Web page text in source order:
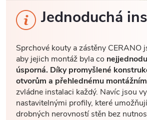
Jednoduchá
Sprchové kouty a zástěny CERANO
aby jejich montáž byla co
úsporná. Díky promyšlené
otvorům a přehlednému
zvládne instalaci každý. Navíc jsou
nastavitelnými profily, které
drobných nerovností stěn bez